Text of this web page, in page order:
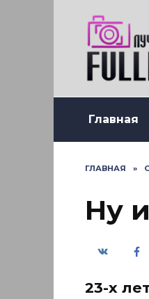
Главная
ГЛАВНАЯ »
Ну
23-х